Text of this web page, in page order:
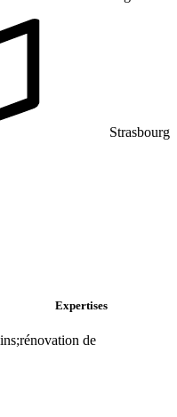
Strasbourg
Expertises
de